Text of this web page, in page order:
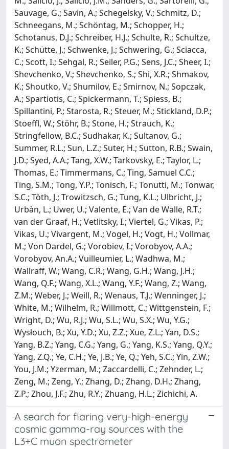
Sauvage, G.; Savin, A.; Schegelsky, V.; Schmitz, D.;
Schneegans, M.; Schöntag, M.; Schopper, H.;
Schotanus, D.J.; Schreiber, H.J.; Schulte, R.; Schultze,
K.; Schütte, J.; Schwenke, J.; Schwering, G.; Sciacca,
C.; Scott, I.; Sehgal, R.; Seiler, P.G.; Sens, J.C.; Sheer, I.;
Shevchenko, V.; Shevchenko, S.; Shi, X.R.; Shmakov,
K.; Shoutko, V.; Shumilov, E.; Smirnov, N.; Sopczak,
A.; Spartiotis, C.; Spickermann, T.; Spiess, B.;
Spillantini, P.; Starosta, R.; Steuer, M.; Stickland, D.P.;
Stoeffl, W.; Stöhr, B.; Stone, H.; Strauch, K.;
Stringfellow, B.C.; Sudhakar, K.; Sultanov, G.;
Summer, R.L.; Sun, L.Z.; Suter, H.; Sutton, R.B.; Swain,
J.D.; Syed, A.A.; Tang, X.W.; Tarkovsky, E.; Taylor, L.;
Thomas, E.; Timmermans, C.; Ting, Samuel C.C.;
Ting, S.M.; Tong, Y.P.; Tonisch, F.; Tonutti, M.; Tonwar,
S.C.; Tòth, J.; Trowitzsch, G.; Tung, K.L.; Ulbricht, J.;
Urbàn, L.; Uwer, U.; Valente, E.; Van de Walle, R.T.;
van der Graaf, H.; Vetlitsky, I.; Viertel, G.; Vikas, P.;
Vikas, U.; Vivargent, M.; Vogel, H.; Vogt, H.; Vollmar,
M.; Von Dardel, G.; Vorobiev, I.; Vorobyov, A.A.;
Vorobyov, An.A.; Vuilleumier, L.; Wadhwa, M.;
Wallraff, W.; Wang, C.R.; Wang, G.H.; Wang, J.H.;
Wang, Q.F.; Wang, X.L.; Wang, Y.F.; Wang, Z.; Wang,
Z.M.; Weber, J.; Weill, R.; Wenaus, T.J.; Wenninger, J.;
White, M.; Wilhelm, R.; Willmott, C.; Wittgenstein, F.;
Wright, D.; Wu, R.J.; Wu, S.L.; Wu, S.X.; Wu, Y.G.;
Wysłouch, B.; Xu, Y.D.; Xu, Z.Z.; Xue, Z.L.; Yan, D.S.;
Yang, B.Z.; Yang, C.G.; Yang, G.; Yang, K.S.; Yang, Q.Y.;
Yang, Z.Q.; Ye, C.H.; Ye, J.B.; Ye, Q.; Yeh, S.C.; Yin, Z.W.;
You, J.M.; Yzerman, M.; Zaccardelli, C.; Zehnder, L.;
Zeng, M.; Zeng, Y.; Zhang, D.; Zhang, D.H.; Zhang,
Z.P.; Zhou, J.F.; Zhu, R.Y.; Zhuang, H.L.; Zichichi, A.
A search for flaring very-high-energy
cosmic gamma-ray sources with the
L3+C muon spectrometer